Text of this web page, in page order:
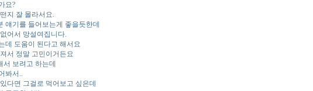
요?
지 잘 몰라서요.
얘기를 들어보는게 좋을듯한데
어서 망설여집니다.
데 도움이 된다고 해서요
서 정말 고민이거든요
보려고 하는데
봐서..
다면 그걸로 먹어보고 싶은데